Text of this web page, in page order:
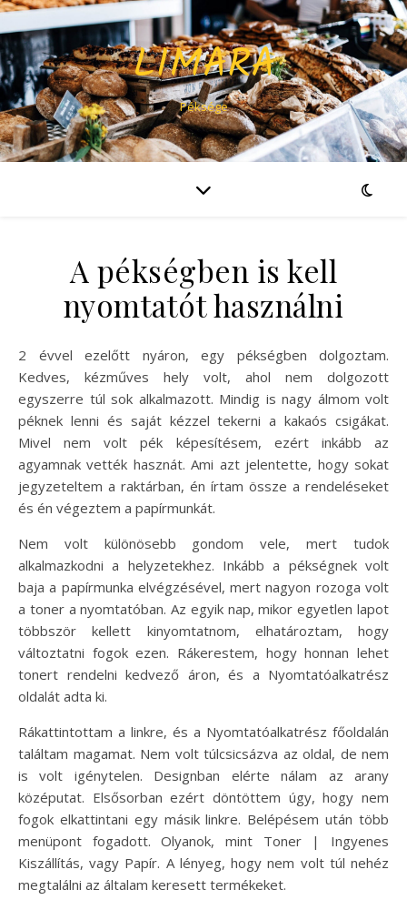
LIMARA
Péksége
A pékségben is kell
nyomtatót használni
2 évvel ezelőtt nyáron, egy pékségben dolgoztam.
Kedves, kézműves hely volt, ahol nem dolgozott
egyszerre túl sok alkalmazott. Mindig is nagy álmom volt
péknek lenni és saját kézzel tekerni a kakaós csigákat.
Mivel nem volt pék képesítésem, ezért inkább az
agyamnak vették hasznát. Ami azt jelentette, hogy sokat
jegyzeteltem a raktárban, én írtam össze a rendeléseket
és én végeztem a papírmunkát.
Nem volt különösebb gondom vele, mert tudok
alkalmazkodni a helyzetekhez. Inkább a pékségnek volt
baja a papírmunka elvégzésével, mert nagyon rozoga volt
a toner a nyomtatóban. Az egyik nap, mikor egyetlen lapot
többször kellett kinyomtatnom, elhatároztam, hogy
változtatni fogok ezen. Rákerestem, hogy honnan lehet
tonert rendelni kedvező áron, és a Nyomtatóalkatrész
oldalát adta ki.
Rákattintottam a linkre, és a Nyomtatóalkatrész főoldalán
találtam magamat. Nem volt túlcsicsázva az oldal, de nem
is volt igénytelen. Designban elérte nálam az arany
középutat. Elsősorban ezért döntöttem úgy, hogy nem
fogok elkattintani egy másik linkre. Belépésem után több
menüpont fogadott. Olyanok, mint Toner | Ingyenes
Kiszállítás, vagy Papír. A lényeg, hogy nem volt túl nehéz
megtalálni az általam keresett termékeket.